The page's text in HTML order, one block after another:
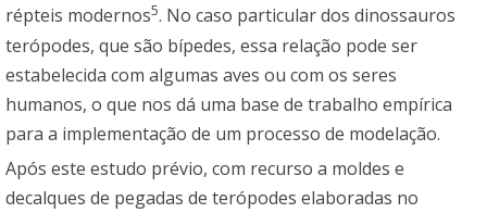
répteis modernos5. No caso particular dos dinossauros
terópodes, que são bípedes, essa relação pode ser
estabelecida com algumas aves ou com os seres
humanos, o que nos dá uma base de trabalho empírica
para a implementação de um processo de modelação.
Após este estudo prévio, com recurso a moldes e
decalques de pegadas de terópodes elaboradas no